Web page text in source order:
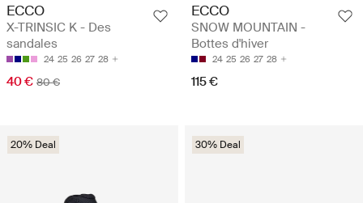
ECCO
X-TRINSIC K - Des
sandales
24 25 26 27 28
40 € 80 €
ECCO
SNOW MOUNTAIN -
Bottes d'hiver
24 25 26 27 28
115 €
20% Deal 30% Deal